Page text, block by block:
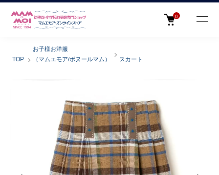
0
TOP
お子様お洋服
（マムエモア/ボヌールマム）
スカート